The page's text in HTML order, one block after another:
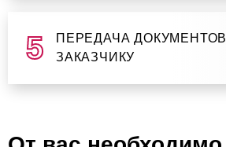
ПЕРЕДАЧА ДОКУМЕНТОВ
ЗАКАЗЧИКУ